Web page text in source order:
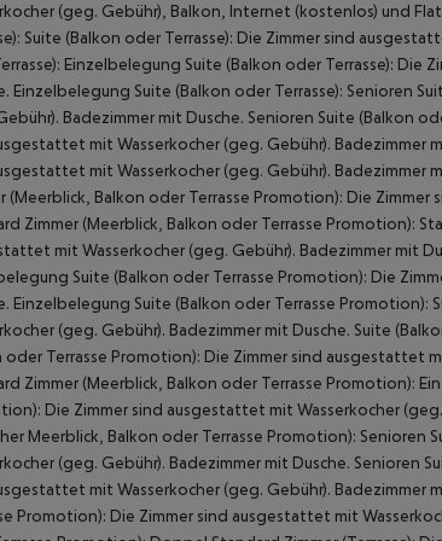
(geg. Gebühr), Balkon, Internet (kostenlos) und
Suite (Balkon oder Terrasse): Die Zimmer sind
Einzelbelegung Suite (Balkon oder Terrasse):
Einzelbelegung Suite (Balkon oder Terrasse): Senioren
Badezimmer mit Dusche. Senioren Suite (Balkon
mit Wasserkocher (geg. Gebühr). Badezimmer
mit Wasserkocher (geg. Gebühr). Badezimmer
(Meerblick, Balkon oder Terrasse Promotion): Die
Zimmer (Meerblick, Balkon oder Terrasse Promotion):
mit Wasserkocher (geg. Gebühr). Badezimmer mit
Suite (Balkon oder Terrasse Promotion): Die
Einzelbelegung Suite (Balkon oder Terrasse
(geg. Gebühr). Badezimmer mit Dusche. Suite
oder Terrasse Promotion): Die Zimmer sind ausgestattet
Zimmer (Meerblick, Balkon oder Terrasse Promotion):
Die Zimmer sind ausgestattet mit Wasserkocher
Meerblick, Balkon oder Terrasse Promotion):
(geg. Gebühr). Badezimmer mit Dusche. Senioren
mit Wasserkocher (geg. Gebühr). Badezimmer
Promotion): Die Zimmer sind ausgestattet mit